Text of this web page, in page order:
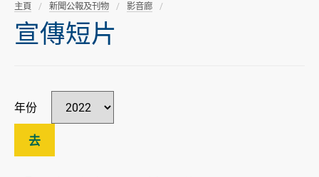
主頁 新聞公報及刊物 影音廊
宣傳短片
年份
去